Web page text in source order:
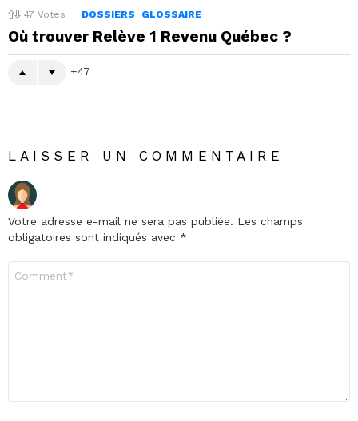
47 Votes DOSSIERS GLOSSAIRE
Où trouver Relève 1 Revenu Québec ?
47
LAISSER UN COMMENTAIRE
Votre adresse e-mail ne sera pas publiée. Les champs
obligatoires sont indiqués avec *